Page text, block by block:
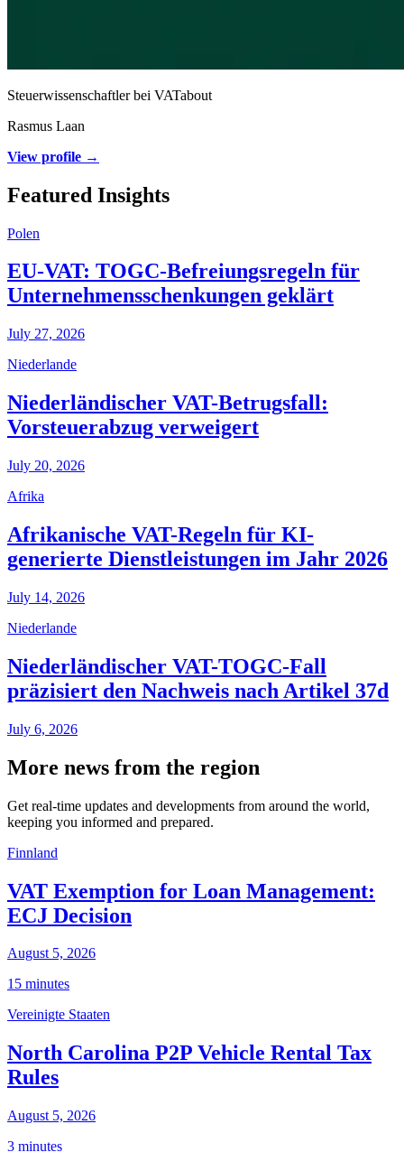
Steuerwissenschaftler bei VATabout
Rasmus Laan
View profile →
Featured Insights
Polen
EU-VAT: TOGC-Befreiungsregeln für
Unternehmensschenkungen geklärt
July 27, 2026
Niederlande
Niederländischer VAT-Betrugsfall:
Vorsteuerabzug verweigert
July 20, 2026
Afrika
Afrikanische VAT-Regeln für KI-
generierte Dienstleistungen im Jahr 2026
July 14, 2026
Niederlande
Niederländischer VAT-TOGC-Fall
präzisiert den Nachweis nach Artikel 37d
July 6, 2026
More news from the region
Get real-time updates and developments from around the world,
keeping you informed and prepared.
Finnland
VAT Exemption for Loan Management:
ECJ Decision
August 5, 2026
15 minutes
Vereinigte Staaten
North Carolina P2P Vehicle Rental Tax
Rules
August 5, 2026
3 minutes